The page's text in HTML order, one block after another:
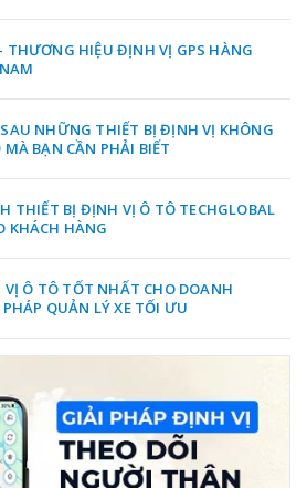
THƯƠNG HIỆU ĐỊNH VỊ GPS HÀNG
NHỮNG THIẾT BỊ ĐỊNH VỊ KHÔNG
MÀ BẠN CẦN PHẢI BIẾT
THIẾT BỊ ĐỊNH VỊ Ô TÔ TECHGLOBAL
KHÁCH HÀNG
Ô TÔ TỐT NHẤT CHO DOANH
QUẢN LÝ XE TỐI ƯU